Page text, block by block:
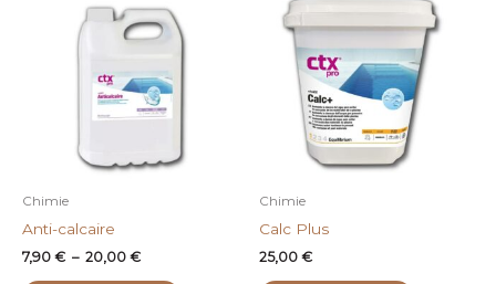
Chimie
Anti-calcaire
7,90 € – 20,00 €
prix :
7,90 €
à
a
Chimie
Calc Plus
25,00 €